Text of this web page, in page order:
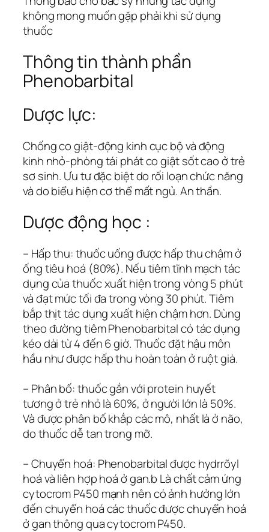
không mong muốn gặp phải khi sử dụng
thuốc
Thông tin thành phần
Phenobarbital
Dược lực:
Chống co giật-động kinh cục bộ và động
kinh nhỏ-phòng tái phát co giật sốt cao ở trẻ
sơ sinh. Ưu tư đặc biệt do rối loạn chức năng
và do biểu hiện cơ thể mất ngủ. An thần.
Dược động học :
– Hấp thu: thuốc uống được hấp thu chậm ở
ống tiêu hoá (80%). Nếu tiêm tĩnh mạch tác
dụng của thuốc xuất hiện trong vòng 5 phút
và đạt mức tối đa trong vòng 30 phút. Tiêm
bắp thịt tác dụng xuất hiện chậm hơn. Dùng
theo đường tiêm Phenobarbital có tác dụng
kéo dài từ 4 đến 6 giờ. Thuốc đặt hậu môn
hầu như được hấp thu hoàn toàn ở ruột già.
– Phân bố: thuốc gắn với protein huyết
tương ở trẻ nhỏ là 60%, ở người lớn là 50%.
Và được phân bố khắp các mô, nhất là ở não,
do thuốc dễ tan trong mỡ.
– Chuyển hoá: Phenobarbital được hydrrõyl
hoá và liên hợp hoá ở gan.b Là chất cảm ứng
cytocrom P450 mạnh nên có ảnh hưởng lớn
đến chuyển hoá các thuốc được chuyển hoá
ở gan thông qua cytocrom P450.